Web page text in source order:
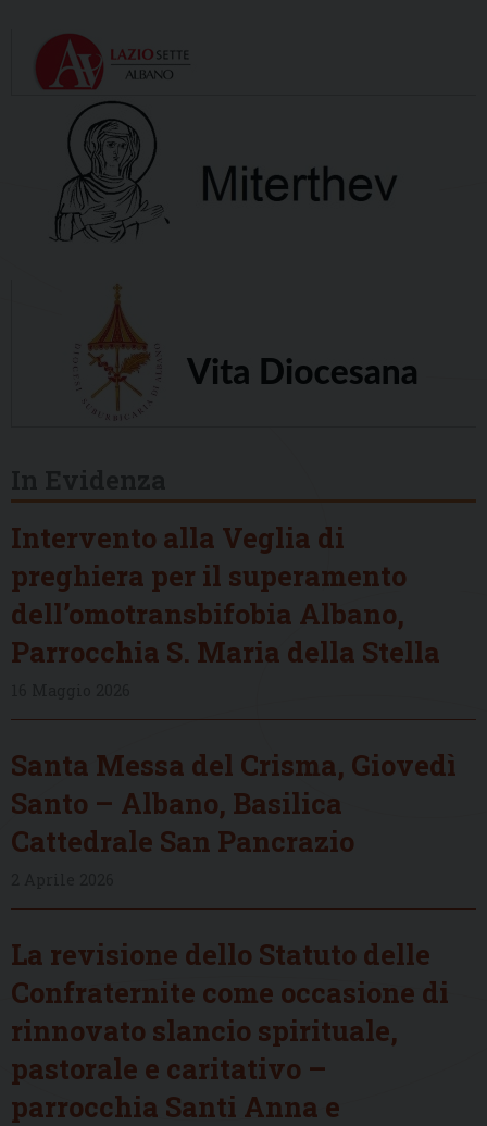
Intervento alla Veglia di
preghiera per il superamento
dell’omotransbifobia Albano,
Parrocchia S. Maria della Stella
Santa Messa del Crisma, Giovedì
Santo – Albano, Basilica
Cattedrale San Pancrazio
La revisione dello Statuto delle
Confraternite come occasione di
rinnovato slancio spirituale,
pastorale e caritativo –
parrocchia Santi Anna e